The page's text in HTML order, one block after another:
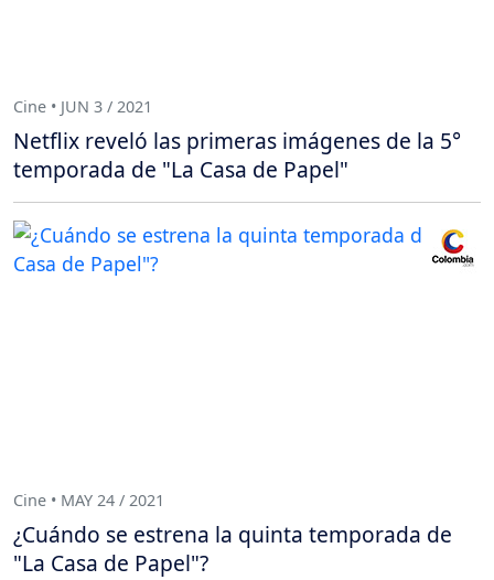
Cine • JUN 3 / 2021
Netflix reveló las primeras imágenes de la 5°
temporada de "La Casa de Papel"
Cine • MAY 24 / 2021
¿Cuándo se estrena la quinta temporada de
"La Casa de Papel"?